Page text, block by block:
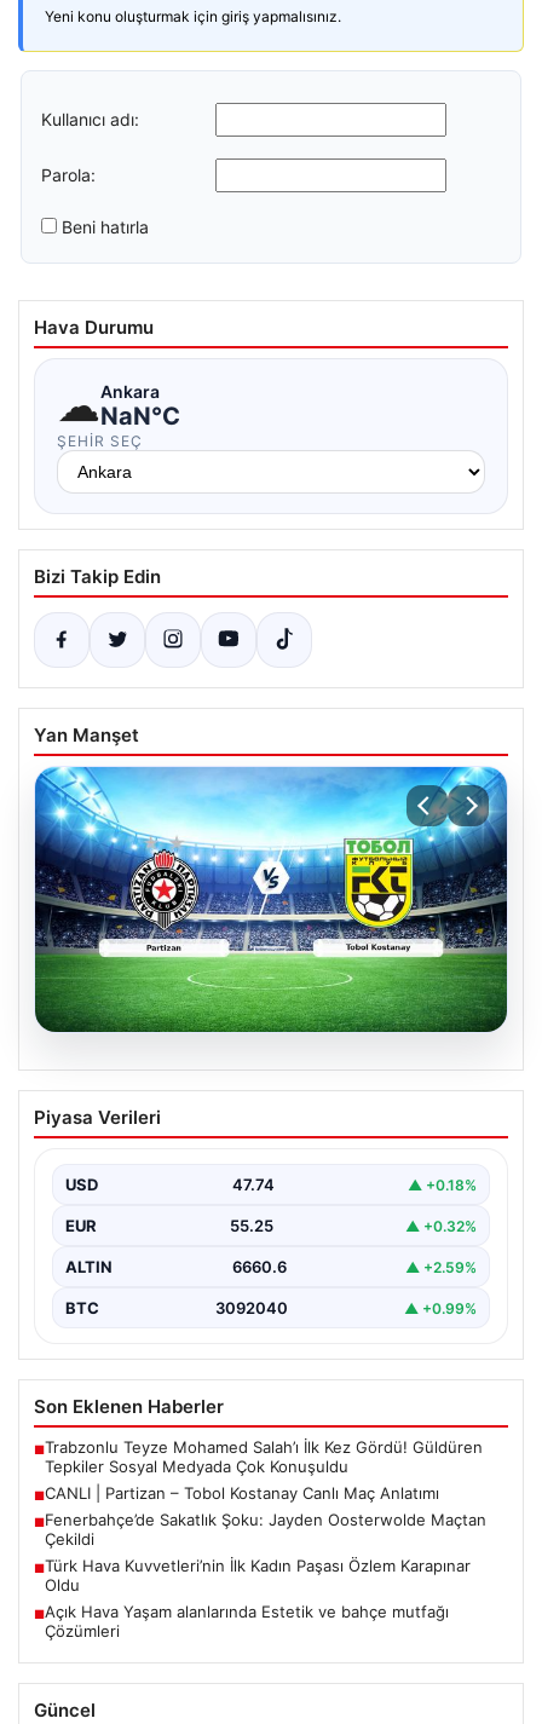
Yeni konu oluşturmak için giriş yapmalısınız.
Kullanıcı adı:
Parola:
Beni hatırla
Hava Durumu
☁Ankara
NaN°C
ŞEHIR SEÇ
Bizi Takip Edin
Yan Manşet
06.08.2026
CANLI | Partizan – Tobol Kostanay Canlı
Maç Anlatımı
Piyasa Verileri
USD 47.74 ▲ +0.18%
EUR 55.25 ▲ +0.32%
ALTIN 6660.6 ▲ +2.59%
BTC 3092040 ▲ +0.99%
Son Eklenen Haberler
■Trabzonlu Teyze Mohamed Salah’ı İlk Kez Gördü! Güldüren
Tepkiler Sosyal Medyada Çok Konuşuldu
■CANLI | Partizan – Tobol Kostanay Canlı Maç Anlatımı
■Fenerbahçe’de Sakatlık Şoku: Jayden Oosterwolde Maçtan
Çekildi
■Türk Hava Kuvvetleri’nin İlk Kadın Paşası Özlem Karapınar
Oldu
■Açık Hava Yaşam alanlarında Estetik ve bahçe mutfağı
Çözümleri
Güncel